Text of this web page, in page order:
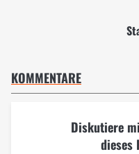
KOMMENTARE
Diskutiere
dieses